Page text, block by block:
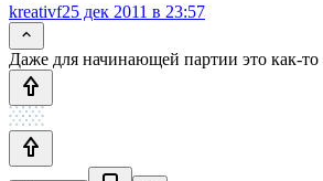
kreativf25 дек 2011 в 23:57
Даже для начинающей партии это как-